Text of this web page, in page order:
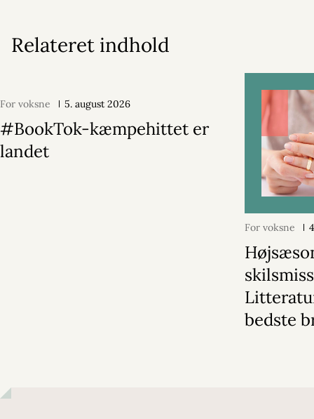
Relateret indhold
For voksne 5. august 2026
#BookTok-kæmpehittet er
landet
For voksne
bedste